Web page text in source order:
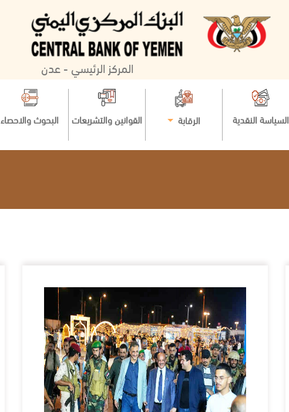
المركز الرئيسي - عدن
السياسة النقدية الرقابة القوانين والتشريعات البحوث والاحصاء